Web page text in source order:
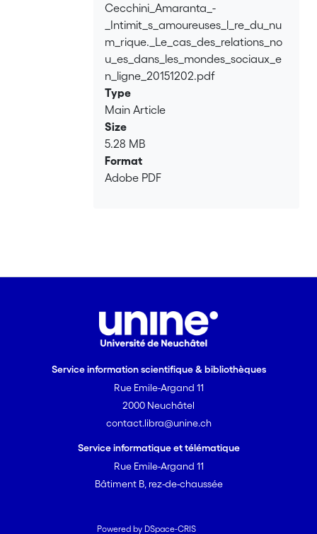
Loading...
Cecchini_Amaranta_-
_Intimit_s_amoureuses_l_re_du_nu
m_rique._Le_cas_des_relations_no
u_es_dans_les_mondes_sociaux_e
n_ligne_20151202.pdf
Type
Main Article
Size
5.28 MB
Format
Adobe PDF
Service information scientifique & bibliothèques
Rue Emile-Argand 11
2000 Neuchâtel
contact.libra@unine.ch
Service informatique et télématique
Rue Emile-Argand 11
Bâtiment B, rez-de-chaussée
Powered by DSpace-CRIS